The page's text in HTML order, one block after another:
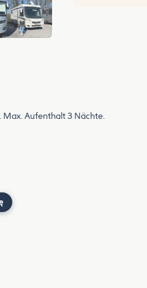
Max. Aufenthalt 3 Nächte.